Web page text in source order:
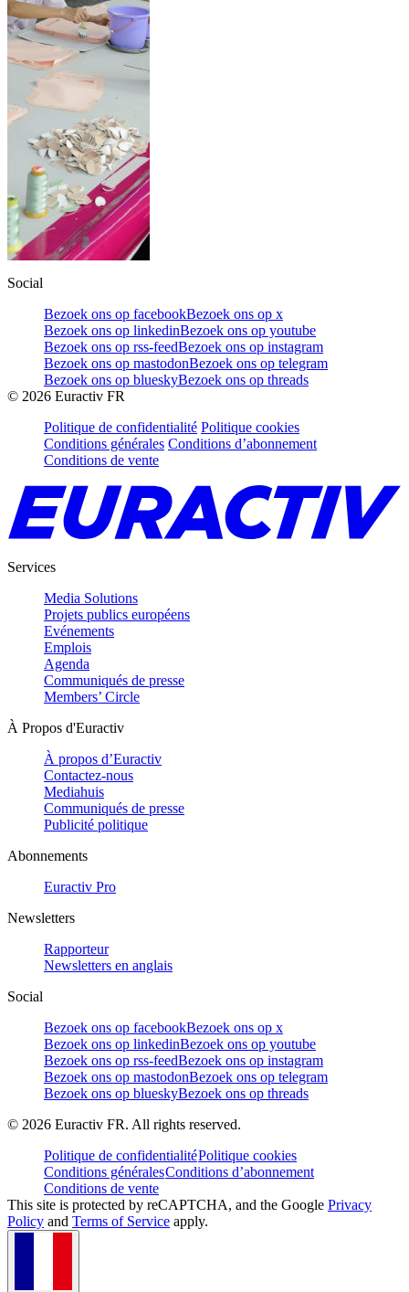
Social
Bezoek ons op facebookBezoek ons op x
Bezoek ons op linkedinBezoek ons op youtube
Bezoek ons op rss-feedBezoek ons op instagram
Bezoek ons op mastodonBezoek ons op telegram
Bezoek ons op blueskyBezoek ons op threads
© 2026 Euractiv FR
Politique de confidentialité Politique cookies
Conditions générales Conditions d’abonnement
Conditions de vente
Services
Media Solutions
Projets publics européens
Evénements
Emplois
Agenda
Communiqués de presse
Members’ Circle
À Propos d'Euractiv
À propos d’Euractiv
Contactez-nous
Mediahuis
Communiqués de presse
Publicité politique
Abonnements
Euractiv Pro
Newsletters
Rapporteur
Newsletters en anglais
Social
Bezoek ons op facebookBezoek ons op x
Bezoek ons op linkedinBezoek ons op youtube
Bezoek ons op rss-feedBezoek ons op instagram
Bezoek ons op mastodonBezoek ons op telegram
Bezoek ons op blueskyBezoek ons op threads
© 2026 Euractiv FR. All rights reserved.
Politique de confidentialitéPolitique cookies
Conditions généralesConditions d’abonnement
Conditions de vente
This site is protected by reCAPTCHA, and the Google Privacy
Policy and Terms of Service apply.